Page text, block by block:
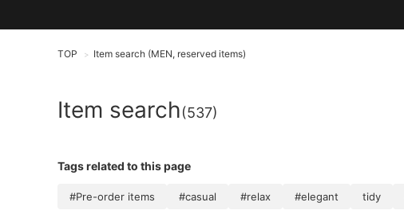
TOP > Item search (MEN, reserved items)
Item search(537)
Tags related to this page
#Pre-order items #casual #relax #elegant tidy